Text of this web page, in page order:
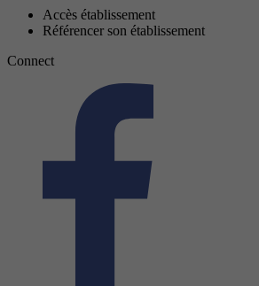
Accès établissement
Référencer son établissement
Connect